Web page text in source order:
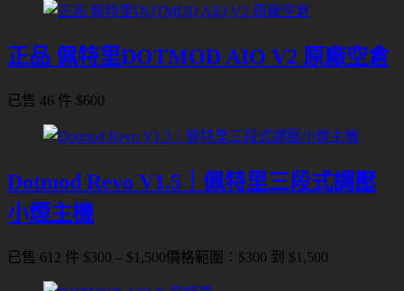
正品 佩特里DOTMOD AIO V2 原廠空倉
已售 46 件 $600
Dotmod Revo V1.5｜佩特里三段式調壓
小煙主機
已售 612 件 $300 – $ 1,500價格範圍：$300 到 $1,500